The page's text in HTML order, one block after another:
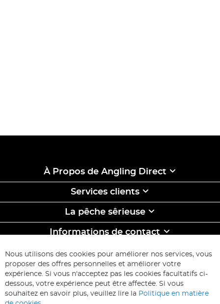
À Propos de Angling Direct
Services clients
La pêche sêrieuse
Informations de contact
ABONNEZ-VOUS & ECONOMISEZ
Inscription
à
d’information
Inscription
Nous utilisons des cookies pour améliorer nos services, vous
proposer des offres personnelles et améliorer votre
expérience. Si vous n'acceptez pas les cookies facultatifs ci-
dessous, votre expérience peut être affectée. Si vous
souhaitez en savoir plus, veuillez lire la Politique en matière